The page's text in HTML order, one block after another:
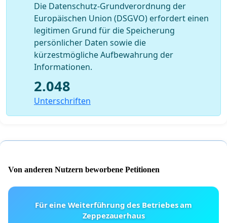
Die Datenschutz-Grundverordnung der
Europäischen Union (DSGVO) erfordert einen
legitimen Grund für die Speicherung
persönlicher Daten sowie die
kürzestmögliche Aufbewahrung der
Informationen.
2.048
Unterschriften
Von anderen Nutzern beworbene Petitionen
Für eine Weiterführung des Betriebes am
Zeppezauerhaus